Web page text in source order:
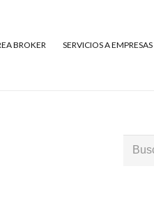
BROKER SERVICIOS A EMPRESAS
Buscar: